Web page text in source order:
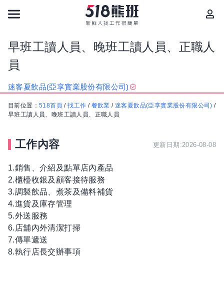
早班工讀人員、晚班工讀人員、正職人
員
迷客夏飲品(亞享實業股份有限公司)
目前位置： 518首頁 /找工作 / 餐飲業 /迷客夏飲品(亞享實業股份有限公司) /
早班工讀人員、晚班工讀人員、正職人員
工作內容 更新日期:2026-08-08
1.銷售、介紹及點單店內產品
2.櫃檯收銀及顧客接待服務
3.調製飲品、煮茶及備料補貨
4.進貨及庫存管理
5.外送服務
6.店舖內外清潔打掃
7.傳單遞送
8.執行店長交辦事項